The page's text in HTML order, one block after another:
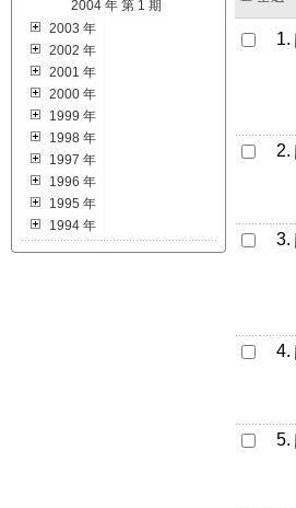
2004 年 第 1 期
2003 年
2002 年
2001 年
2000 年
1999 年
1998 年
1997 年
1996 年
1995 年
1994 年
1.
2.
3.
4.
5.